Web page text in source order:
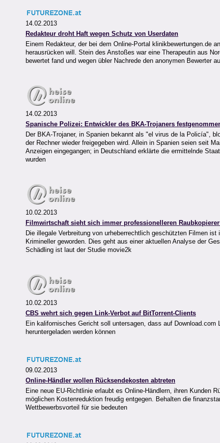
14.02.2013
Redakteur droht Haft wegen Schutz von Userdaten
Einem Redakteur, der bei dem Online-Portal klinikbewertungen.de
herausrücken will. Stein des Anstoßes war eine Therapeutin aus
bewertet fand und wegen übler Nachrede den anonymen Bewerter
14.02.2013
Spanische Polizei: Entwickler des BKA-Trojaners
Der BKA-Trojaner, in Spanien bekannt als "el virus de la Policía",
der Rechner wieder freigegeben wird. Allein in Spanien seien seit
Anzeigen eingegangen; in Deutschland erklärte die ermittelnde
wurden
10.02.2013
Filmwirtschaft sieht sich immer professionelleren
Die illegale Verbreitung von urheberrechtlich geschützten Filmen
Krimineller geworden. Dies geht aus einer aktuellen Analyse der
Schädling ist laut der Studie movie2k
10.02.2013
CBS wehrt sich gegen Link-Verbot auf BitTorrent-Clients
Ein kalifornisches Gericht soll untersagen, dass auf
heruntergeladen werden können
09.02.2013
Online-Händler wollen Rücksendekosten abtreten
Eine neue EU-Richtlinie erlaubt es Online-Händlern, ihren Kunden
möglichen Kostenreduktion freudig entgegen. Behalten die
Wettbewerbsvorteil für sie bedeuten